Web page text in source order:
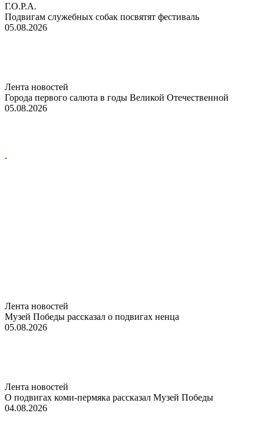
Г.О.Р.А.
Подвигам служебных собак посвятят фестиваль
05.08.2026
Лента новостей
Города первого салюта в годы Великой Отечественной
05.08.2026
Лента новостей
Музей Победы рассказал о подвигах ненца
05.08.2026
Лента новостей
О подвигах коми-пермяка рассказал Музей Победы
04.08.2026